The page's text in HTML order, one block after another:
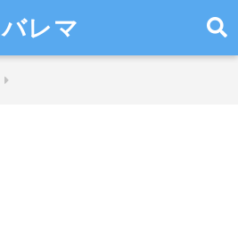
バレマ